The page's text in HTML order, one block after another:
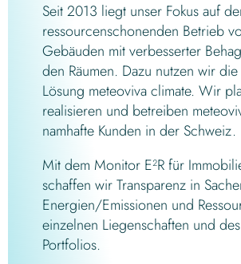
Seit 2013 liegt unser Fokus auf
ressourcenschonenden Betrieb
Gebäuden mit verbesserter
den Räumen. Dazu nutzen wir die
Lösung meteoviva climate. Wir
realisieren und betreiben
namhafte Kunden in der Schweiz.
Mit dem Monitor E²R für
schaffen wir Transparenz in
Energien/Emissionen und
einzelnen Liegenschaften und
Portfolios.